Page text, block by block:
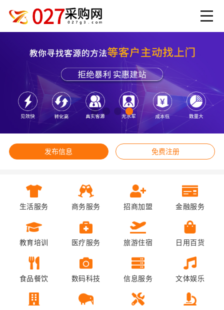
发布信息 免费注册
生活服务 商务服务 招商加盟 金融服务
教育培训 医疗服务 旅游住宿 日用百货
食品餐饮 数码科技 信息服务 文体娱乐